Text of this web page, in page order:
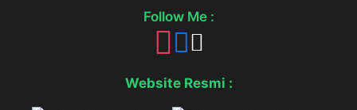
Follow Me :
Website Resmi :